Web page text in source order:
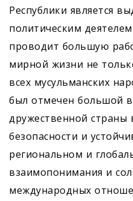
Республики является
политическим
проводит большую
мирной жизни не
всех мусульманских
был отмечен большой
дружественной страны
безопасности и
региональном и
взаимопонимания и
международных